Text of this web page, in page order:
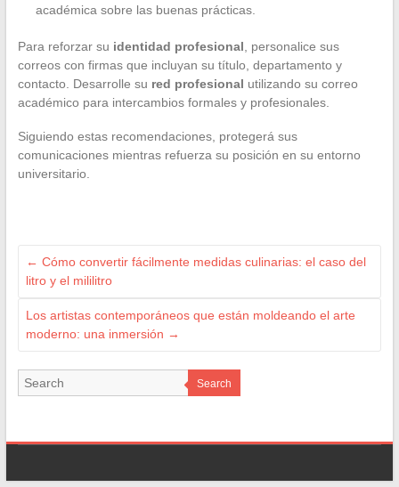
académica sobre las buenas prácticas.
Para reforzar su identidad profesional, personalice sus
correos con firmas que incluyan su título, departamento y
contacto. Desarrolle su red profesional utilizando su correo
académico para intercambios formales y profesionales.
Siguiendo estas recomendaciones, protegerá sus
comunicaciones mientras refuerza su posición en su entorno
universitario.
← Cómo convertir fácilmente medidas culinarias: el caso del
litro y el mililitro
Los artistas contemporáneos que están moldeando el arte
moderno: una inmersión →
Search